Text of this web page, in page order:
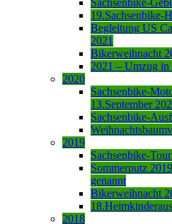
19.Sachsenbike-
Begleitung US
2021
Bikerweihnacht
2021 – Umzug in
2020
Sachsenbike-
13.September
Sachsenbike-
2019
Sachsenbike-
Sommerputz
genannt
Bikerweihnacht
2018